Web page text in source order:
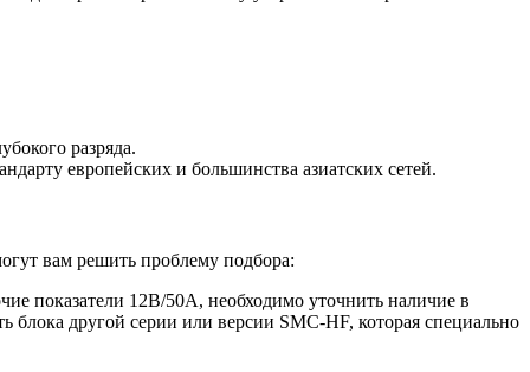
разряда.
европейских и большинства азиатских сетей.
вам решить проблему подбора:
показатели 12В/50А, необходимо уточнить наличие в
другой серии или версии SMC-HF, которая специально